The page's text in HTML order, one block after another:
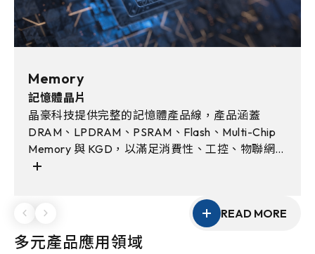
Memory
記憶體晶片
晶豪科技提供完整的記憶體產品線，產品涵蓋
DRAM、LPDRAM、PSRAM、Flash、Multi-Chip
Memory 與 KGD，以滿足消費性、工控、物聯網、
車用電子與AI邊緣運算等多元應用需求。且透過彈
READ MORE
多元產品應用領域